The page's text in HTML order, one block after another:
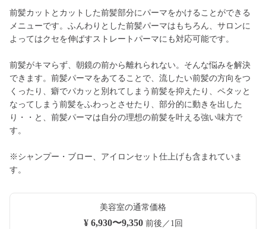
前髪カットとカットした前髪部分にパーマをかけることができる
メニューです。ふんわりとした前髪パーマはもちろん、サロンに
よってはクセを伸ばすストレートパーマにも対応可能です。
前髪がキマらず、朝鏡の前から離れられない。そんな悩みを解決
できます。前髪パーマをあてることで、流したい前髪の方向をつ
くったり、癖でパカッと別れてしまう前髪を抑えたり、ペタッと
なってしまう前髪をふわっとさせたり、部分的に動きを出した
り・・と、前髪パーマは自分の理想の前髪を叶える強い味方で
す。
※シャンプー・ブロー、アイロンセット仕上げも含まれていま
す。
美容室の通常価格
¥ 6,930〜9,350前後／1回